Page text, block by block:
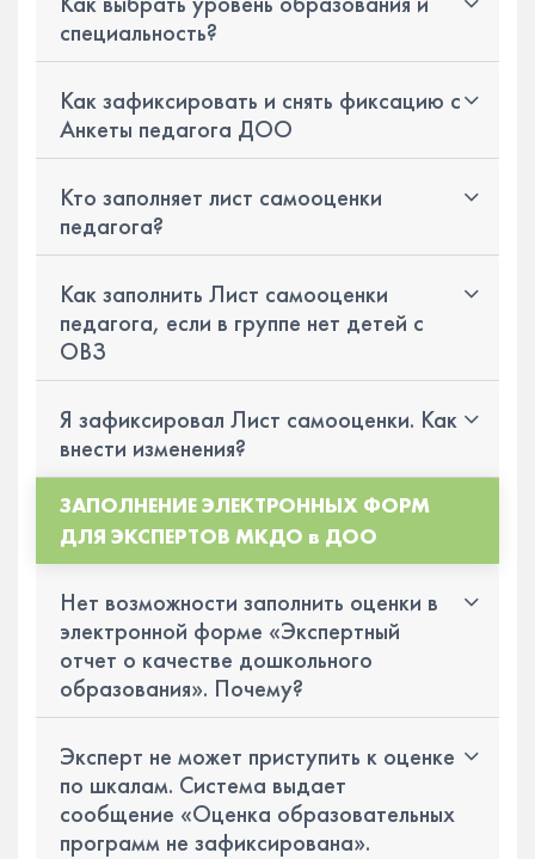
специальность?
Как зафиксировать и снять фиксацию с
Анкеты педагога ДОО
Кто заполняет лист самооценки
педагога?
Как заполнить Лист самооценки
педагога, если в группе нет детей с
ОВЗ
Я зафиксировал Лист самооценки. Как
внести изменения?
ЗАПОЛНЕНИЕ ЭЛЕКТРОННЫХ ФОРМ
ДЛЯ ЭКСПЕРТОВ МКДО в ДОО
Нет возможности заполнить оценки в
электронной форме «Экспертный
отчет о качестве дошкольного
образования». Почему?
Эксперт не может приступить к оценке
по шкалам. Система выдает
сообщение «Оценка образовательных
программ не зафиксирована».